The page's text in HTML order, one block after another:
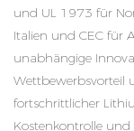
und UL 1973 für
Italien und CEC für
unabhängige
Wettbewerbsvorteil
fortschrittlicher
Kostenkontrolle